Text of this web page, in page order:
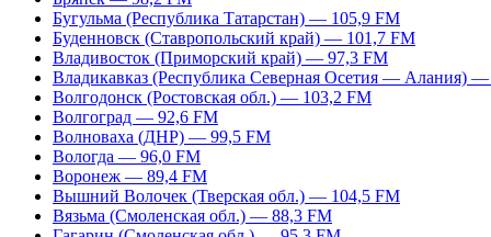
Бугульма (Республика Татарстан) — 105,9 FM
Буденновск (Ставропольский край) — 101,7 FM
Владивосток (Приморский край) — 97,3 FM
Владикавказ (Республика Северная Осетия — Алания)
Волгодонск (Ростовская обл.) — 103,2 FM
Волгоград — 92,6 FM
Волноваха (ДНР) — 99,5 FM
Вологда — 96,0 FM
Воронеж — 89,4 FM
Вышний Волочек (Тверская обл.) — 104,5 FM
Вязьма (Смоленская обл.) — 88,3 FM